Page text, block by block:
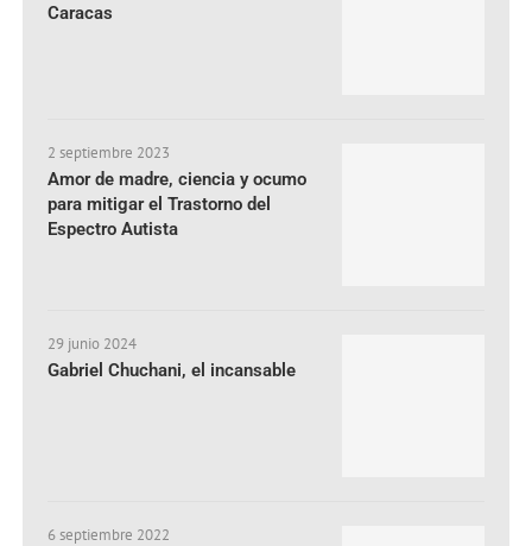
Caracas
2 septiembre 2023
Amor de madre, ciencia y ocumo
para mitigar el Trastorno del
Espectro Autista
29 junio 2024
Gabriel Chuchani, el incansable
6 septiembre 2022